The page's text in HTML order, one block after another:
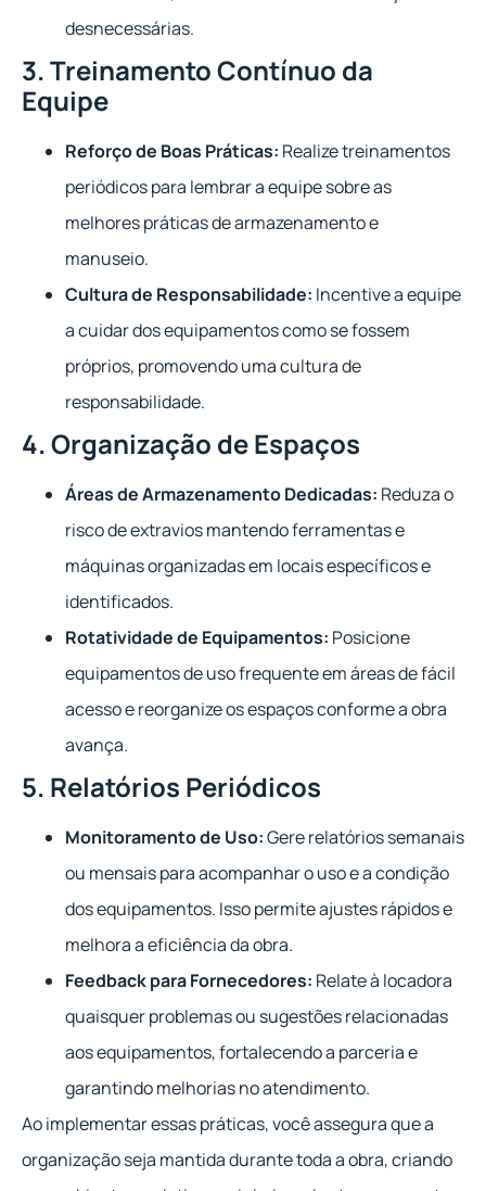
desnecessárias.
3. Treinamento Contínuo da
Equipe
Reforço de Boas Práticas: Realize treinamentos
periódicos para lembrar a equipe sobre as
melhores práticas de armazenamento e
manuseio.
Cultura de Responsabilidade: Incentive a equipe
a cuidar dos equipamentos como se fossem
próprios, promovendo uma cultura de
responsabilidade.
4. Organização de Espaços
Áreas de Armazenamento Dedicadas: Reduza o
risco de extravios mantendo ferramentas e
máquinas organizadas em locais específicos e
identificados.
Rotatividade de Equipamentos: Posicione
equipamentos de uso frequente em áreas de fácil
acesso e reorganize os espaços conforme a obra
avança.
5. Relatórios Periódicos
Monitoramento de Uso:Gere relatórios semanais
ou mensais para acompanhar o uso e a condição
dos equipamentos. Isso permite ajustes rápidos e
melhora a eficiência da obra.
Feedback para Fornecedores: Relate à locadora
quaisquer problemas ou sugestões relacionadas
aos equipamentos, fortalecendo a parceria e
garantindo melhorias no atendimento.
Ao implementar essas práticas, você assegura que a
organização seja mantida durante toda a obra, criando